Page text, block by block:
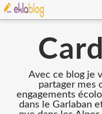
Avec ce blog je
partager mes
engagements
dans le Garlaban